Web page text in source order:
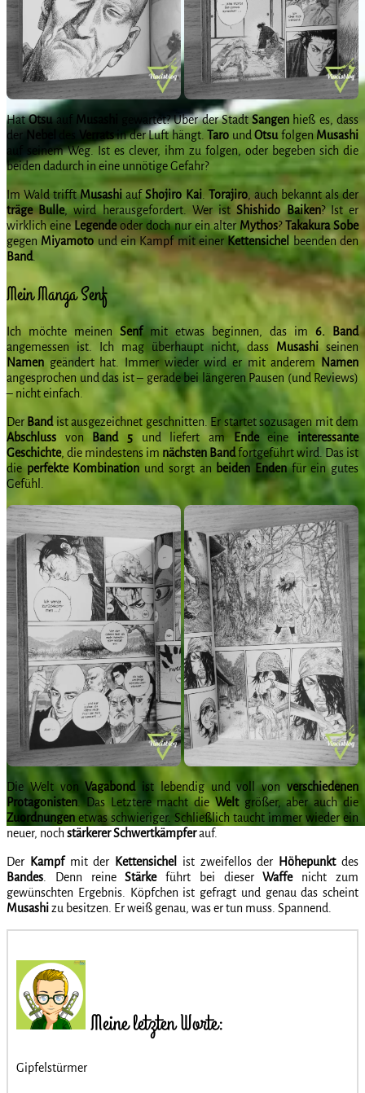
HatOtsuauf Musashi gewartet? Über der StadtSangen hieß es, dass
der Nebel Verratsin der Luft hängt. Taro und Otsufolgen Musashi
auf seinem Weg. Ist es clever, ihm zu folgen, oder begeben sich die
beiden dadurch in eine unnötige Gefahr?
Im Wald trifftMusashi aufShojiro Kai. Torajiro, auch bekannt als der
träge
Bulle, wird herausgefordert. Wer istShishido Baiken? Ist er
wirklich eine Legendeoder doch nur ein alter Mythos?Takakura Sobe
gegen Miyamoto und ein Kampf mit einerKettensichel
beenden den
Band.
Mein Manga Senf
Ich möchte meinen Senfmit etwas beginnen, das im 6. Band
angemessen ist. Ich mag überhaupt nicht, dass Musashi seinen
Namen geändert hat. Immer wieder wird er mit anderem
Namen
angesprochen und das ist – gerade bei längeren Pausen (und Reviews)
– nicht einfach.
Der Bandist ausgezeichnet geschnitten. Er startet sozusagen mit dem
Abschluss von Band 5 und liefert am Endeeine interessante
Geschichte, die mindestens im nächsten Bandfortgeführt wird. Das ist
die perfekte Kombination und sorgt an beiden Endenfür ein gutes
Gefühl.
Die Welt vonVagabondist lebendig und voll vonverschiedenen
Protagonisten. Das Letztere macht die Weltgrößer, aber auch die
Zuordnungen etwas schwieriger. Schließlich taucht immer wieder ein
neuer, nochstärkererSchwertkämpferauf.
Der Kampfmit der Kettensichel ist zweifellos der Höhepunktdes
Bandes . Denn reineStärkeführt bei dieserWaffenicht zum
gewünschten Ergebnis. Köpfchen ist gefragt und genau das scheint
Musashizu besitzen. Er weiß genau, was er tun muss. Spannend.
Meine letzten Worte:
Gipfelstürmer